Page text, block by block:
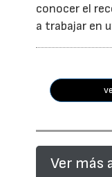
conocer el
a trabajar en
Ver más